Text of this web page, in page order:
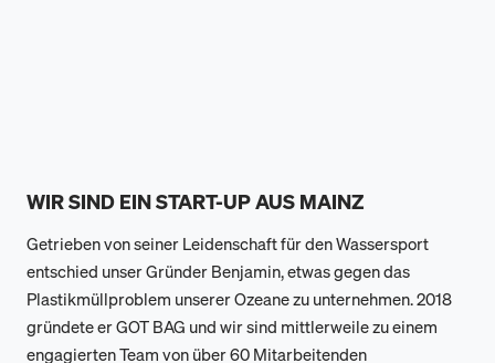
WIR SIND EIN START-UP AUS MAINZ
Getrieben von seiner Leidenschaft für den Wassersport
entschied unser Gründer Benjamin, etwas gegen das
Plastikmüllproblem unserer Ozeane zu unternehmen. 2018
gründete er GOT BAG und wir sind mittlerweile zu einem
engagierten Team von über 60 Mitarbeitenden